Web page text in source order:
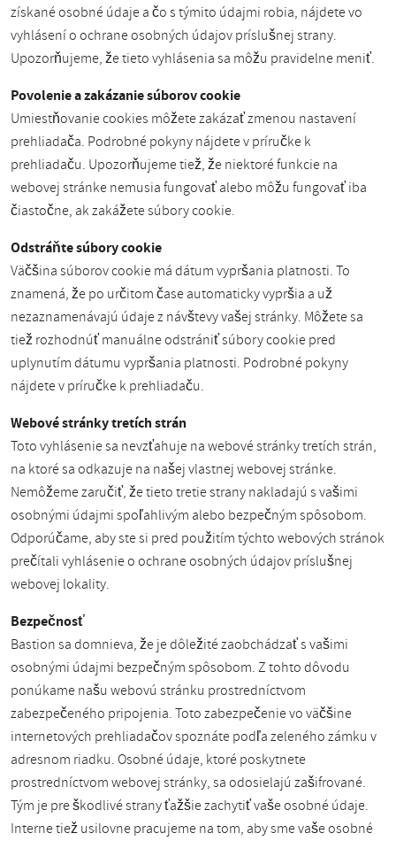
získané osobné údaje a čo s týmito údajmi robia, nájdete vo
vyhlásení o ochrane osobných údajov príslušnej strany.
Upozorňujeme, že tieto vyhlásenia sa môžu pravidelne meniť.
Povolenie a zakázanie súborov cookie
Umiestňovanie cookies môžete zakázať zmenou nastavení
prehliadača. Podrobné pokyny nájdete v príručke k
prehliadaču. Upozorňujeme tiež, že niektoré funkcie na
webovej stránke nemusia fungovať alebo môžu fungovať iba
čiastočne, ak zakážete súbory cookie.
Odstráňte súbory cookie
Väčšina súborov cookie má dátum vypršania platnosti. To
znamená, že po určitom čase automaticky vypršia a už
nezaznamenávajú údaje z návštevy vašej stránky. Môžete sa
tiež rozhodnúť manuálne odstrániť súbory cookie pred
uplynutím dátumu vypršania platnosti. Podrobné pokyny
nájdete v príručke k prehliadaču.
Webové stránky tretích strán
Toto vyhlásenie sa nevzťahuje na webové stránky tretích strán,
na ktoré sa odkazuje na našej vlastnej webovej stránke.
Nemôžeme zaručiť, že tieto tretie strany nakladajú s vašimi
osobnými údajmi spoľahlivým alebo bezpečným spôsobom.
Odporúčame, aby ste si pred použitím týchto webových stránok
prečítali vyhlásenie o ochrane osobných údajov príslušnej
webovej lokality.
Bezpečnosť
Bastion sa domnieva, že je dôležité zaobchádzať s vašimi
osobnými údajmi bezpečným spôsobom. Z tohto dôvodu
ponúkame našu webovú stránku prostredníctvom
zabezpečeného pripojenia. Toto zabezpečenie vo väčšine
internetových prehliadačov spoznáte podľa zeleného zámku v
adresnom riadku. Osobné údaje, ktoré poskytnete
prostredníctvom webovej stránky, sa odosielajú zašifrované.
Tým je pre škodlivé strany ťažšie zachytiť vaše osobné údaje.
Interne tiež usilovne pracujeme na tom, aby sme vaše osobné